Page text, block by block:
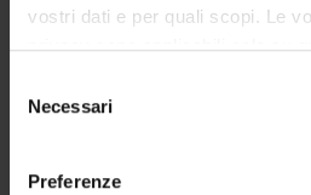
vostri dati e per quali scopi. Le
privacy sono applicabili solo su
modificare o revocare il proprio
momento dalla Dichiarazione
delNecessari
Preferenze